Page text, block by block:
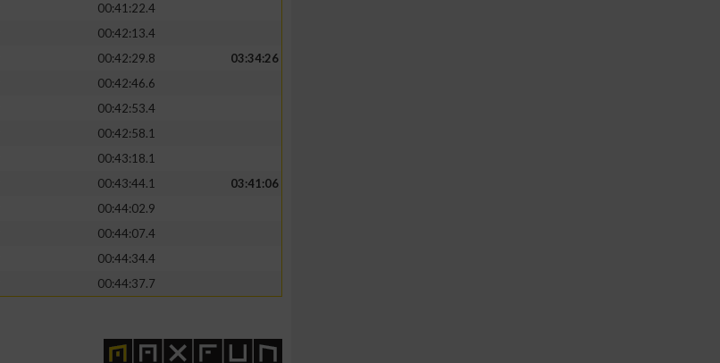
00:41:22.4
00:42:13.4
00:42:29.8
03:34:26
00:42:46.6
00:42:53.4
00:42:58.1
00:43:18.1
00:43:44.1
03:41:06
00:44:02.9
00:44:07.4
00:44:34.4
00:44:37.7